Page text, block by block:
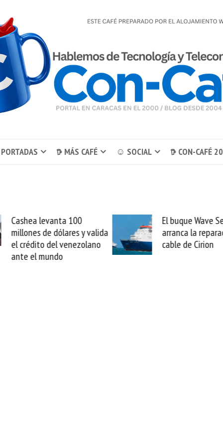
𖠚 MÁS CAFÉ ☺ SOCIAL 𖠚 CON-CAFÉ
El buque Wave Sentinel
arranca la reparación del
cable de Cirion
Uber se lleva
sabemos todo lo
mejorar
esta movida